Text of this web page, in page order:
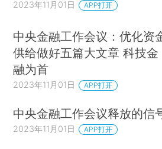
2023年11月01日 APP打开
中央金融工作会议：优化资
供给做好五篇大文章 科技金
融为首
2023年11月01日 APP打开
中央金融工作会议释放的信
2023年11月01日 APP打开